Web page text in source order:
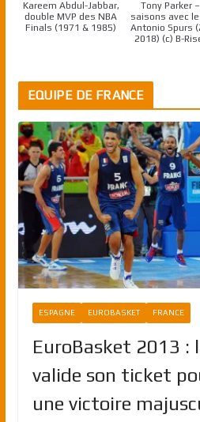
Kareem Abdul-Jabbar,
double MVP des NBA
Finals (1971 & 1985)
Tony Parker
saisons avec
Antonio Spurs
2018) (c) B-
EQUIPE DE FRANCE
ESPAGNE EUROBASKET FRANCE
EuroBasket 2013 :
valide son ticket
une victoire